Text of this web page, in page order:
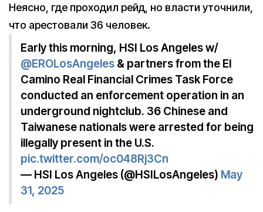
Неясно, где проходил рейд, но власти уточнили,
что арестовали 36 человек.
Early this morning, HSI Los Angeles w/
@EROLosAngeles & partners from the El
Camino Real Financial Crimes Task Force
conducted an enforcement operation in an
underground nightclub. 36 Chinese and
Taiwanese nationals were arrested for being
illegally present in the U.S.
pic.twitter.com/oc048Rj3Cn
— HSI Los Angeles (@HSILosAngeles) May
31, 2025